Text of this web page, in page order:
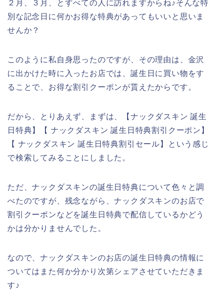
２月、３月、とすべての人に訪れますからね♪そんな特
別な記念日に何かお得な特典があってもいいと思いま
せんか？
このように私自身思ったのですが、その理由は、金沢
に出かけた時に入ったお店では、誕生日に買い物をす
ることで、お得な割引クーポンが貰えたからです。
だから、とりあえず、まずは、【ナックダスキン 誕生
日特典】【 ナックダスキン 誕生日特典割引クーポン】
【 ナックダスキン 誕生日特典割引セール】という感じ
で検索してみることにしました。
ただ、ナックダスキンの誕生日特典について色々と調
べたのですが、残念ながら、ナックダスキンのお店で
割引クーポンなどを誕生日特典で配信しているかどう
かは分かりませんでした。
なので、ナックダスキンのお店の誕生日特典の情報に
ついてはまた何か分かり次第シェアさせていただきま
す♪